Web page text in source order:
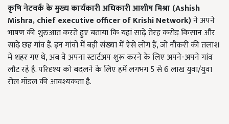
कृषि नेटवर्क के मुख्य कार्यकारी अधिकारी आशीष मिश्रा (Ashish
Mishra, chief executive officer of Krishi Network)ने अपने
भाषण की शुरुआत करते हुए बताया कि यहां साढ़े तेरह करोड़ किसान और
साढ़े छह गांव हैं. इन गांवों में बड़ी संख्या में ऐसे लोग हैं, जो नौकरी की तलाश
में शहर गए थे, अब वे अपना स्टार्टअप शुरू करने के लिए अपने-अपने गांव
लौट रहे हैं. परिदृश्य को बदलने के लिए हमें लगभग 5 से 6 लाख युवा/युवा
रोल मॉडल की आवश्यकता है.